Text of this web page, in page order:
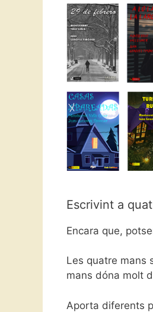
Escrivint a
Encara que,
Les quatre mans
mans dóna molt
Aporta diferents